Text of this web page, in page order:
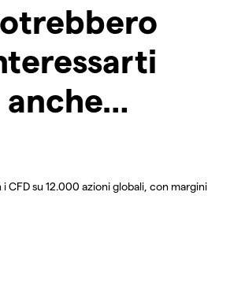
anche…
i CFD su 12.000 azioni globali, con margini